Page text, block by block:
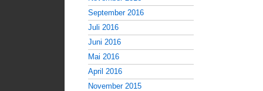
September 2016
Juli 2016
Juni 2016
Mai 2016
April 2016
November 2015